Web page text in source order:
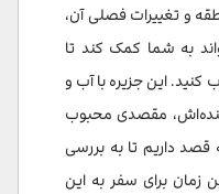
اواسط اردیبهشت)
تا اواسط خرداد)
تیر)
و تغییرات فصلی آن،
به شما کمک کند تا
کنید. این جزیره با آب و
مقصدی محبوب
داریم تا به بررسی
زمان برای سفر به این